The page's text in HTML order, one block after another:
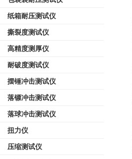
纸箱耐压测试仪
撕裂度测试仪
高精度测厚仪
耐破度测试仪
摆锤冲击测试仪
落镖冲击测试仪
落球冲击测试仪
扭力仪
压缩测试仪